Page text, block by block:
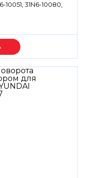
10051, 31N6-10080,